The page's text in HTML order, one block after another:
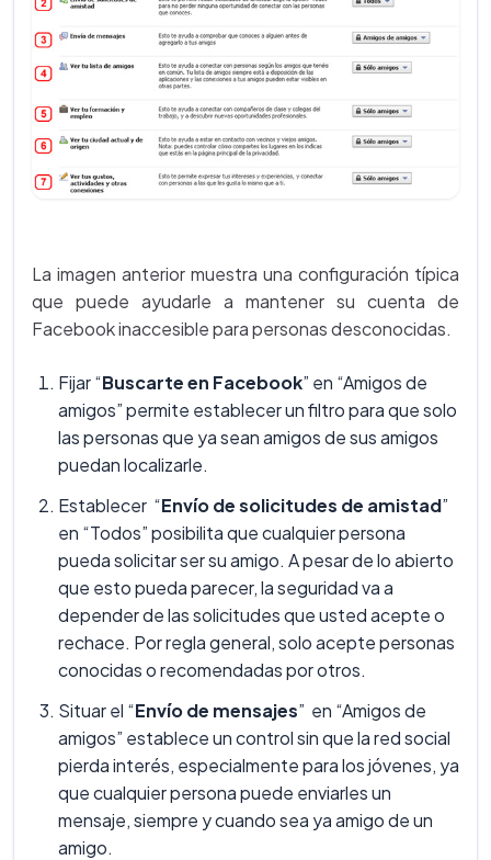
La imagen anterior muestra una configuración típica
que puede ayudarle a mantener su cuenta de
Facebook inaccesible para personas desconocidas.
Fijar “Buscarte en Facebook” en “Amigos de
amigos” permite establecer un filtro para que solo
las personas que ya sean amigos de sus amigos
puedan localizarle.
Establecer “Envío de solicitudes de amistad”
en “Todos” posibilita que cualquier persona
pueda solicitar ser su amigo. A pesar de lo abierto
que esto pueda parecer, la seguridad va a
depender de las solicitudes que usted acepte o
rechace. Por regla general, solo acepte personas
conocidas o recomendadas por otros.
Situar el “Envío de mensajes” en “Amigos de
amigos” establece un control sin que la red social
pierda interés, especialmente para los jóvenes, ya
que cualquier persona puede enviarles un
mensaje, siempre y cuando sea ya amigo de un
amigo.